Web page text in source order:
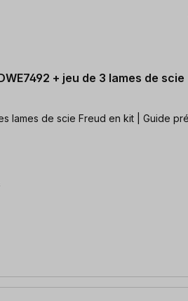
+ jeu de 3 lames de scie
lames de scie Freud en kit | Guide